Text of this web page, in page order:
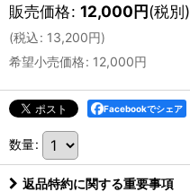
販売価格: 12,000円(税別)
(税込: 13,200円)
希望小売価格: 12,000円
Facebookでシェア
数量:
返品特約に関する重要事項